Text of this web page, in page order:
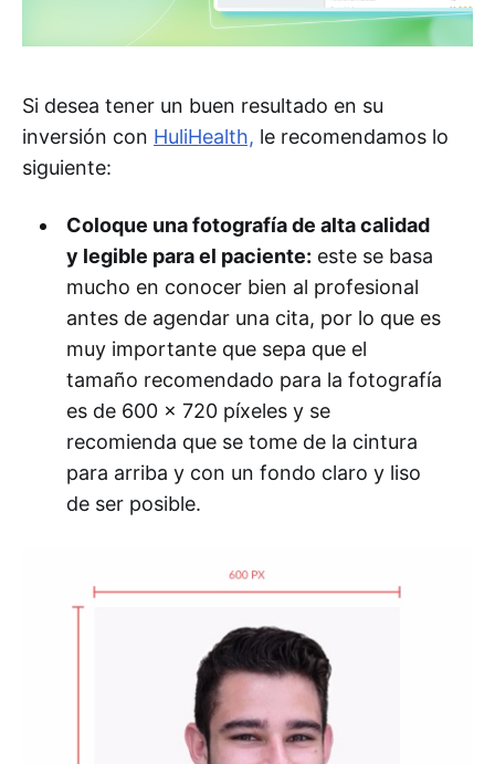
Si desea tener un buen resultado en su
inversión con HuliHealth, le recomendamos lo
siguiente:
Coloque una fotografía de alta calidad
y legible para el paciente: este se basa
mucho en conocer bien al profesional
antes de agendar una cita, por lo que es
muy importante que sepa que el
tamaño recomendado para la fotografía
es de 600 x 720 píxeles y se
recomienda que se tome de la cintura
para arriba y con un fondo claro y liso
de ser posible.